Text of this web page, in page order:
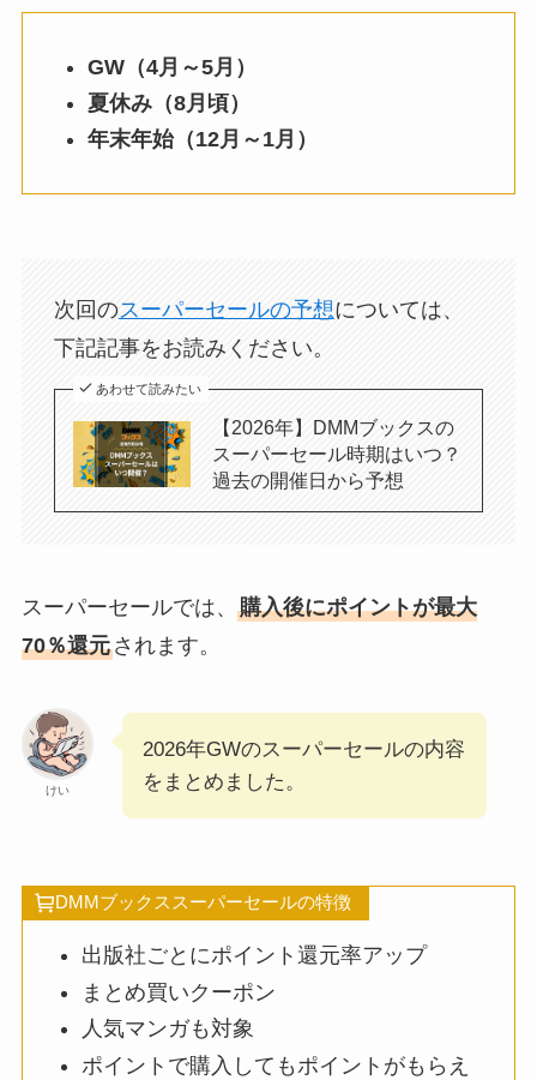
GW（4月～5月）
夏休み（8月頃）
年末年始（12月～1月）
次回のスーパーセールの予想については、
下記記事をお読みください。
あわせて読みたい
【2026年】DMMブックスの
スーパーセール時期はいつ？
過去の開催日から予想
スーパーセールでは、 購入後にポイントが最大
70％還元されます。
けい
2026年GWのスーパーセールの内容
をまとめました。
DMMブックススーパーセールの特徴
出版社ごとにポイント還元率アップ
まとめ買いクーポン
人気マンガも対象
ポイントで購入してもポイントがもらえ